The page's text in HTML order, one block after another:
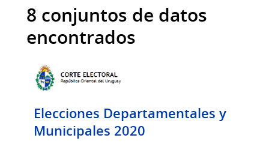
8 conjuntos de datos
encontrados
Elecciones Departamentales y
Municipales 2020